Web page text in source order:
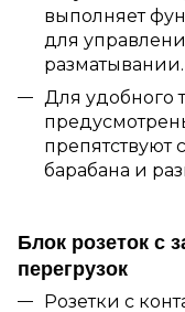
выполняет
для
разматывании.
Для удобного
барабана и
Блок розеток с
перегрузок
Розетки с